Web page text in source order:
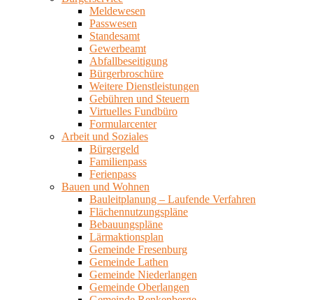
Meldewesen
Passwesen
Standesamt
Gewerbeamt
Abfallbeseitigung
Bürgerbroschüre
Weitere Dienstleistungen
Gebühren und Steuern
Virtuelles Fundbüro
Formularcenter
Arbeit und Soziales
Bürgergeld
Familienpass
Ferienpass
Bauen und Wohnen
Bauleitplanung – Laufende Verfahren
Flächennutzungspläne
Bebauungspläne
Lärmaktionsplan
Gemeinde Fresenburg
Gemeinde Lathen
Gemeinde Niederlangen
Gemeinde Oberlangen